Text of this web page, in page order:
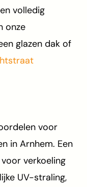
volledig
onze
glazen dak of
voor
in Arnhem. Een
verkoeling
UV-straling,